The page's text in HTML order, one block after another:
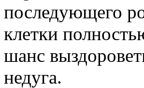
последующего
клетки
шанс
недуга.